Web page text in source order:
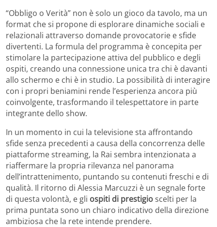
“Obbligo o Verità” non è solo un gioco da tavolo, ma un
format che si propone di esplorare dinamiche sociali e
relazionali attraverso domande provocatorie e sfide
divertenti. La formula del programma è concepita per
stimolare la partecipazione attiva del pubblico e degli
ospiti, creando una connessione unica tra chi è davanti
allo schermo e chi è in studio. La possibilità di interagire
con i propri beniamini rende l’esperienza ancora più
coinvolgente, trasformando il telespettatore in parte
integrante dello show.
In un momento in cui la televisione sta affrontando
sfide senza precedenti a causa della concorrenza delle
piattaforme streaming, la Rai sembra intenzionata a
riaffermare la propria rilevanza nel panorama
dell’intrattenimento, puntando su contenuti freschi e di
qualità. Il ritorno di Alessia Marcuzzi è un segnale forte
di questa volontà, e gli ospiti di prestigioscelti per la
prima puntata sono un chiaro indicativo della direzione
ambiziosa che la rete intende prendere.